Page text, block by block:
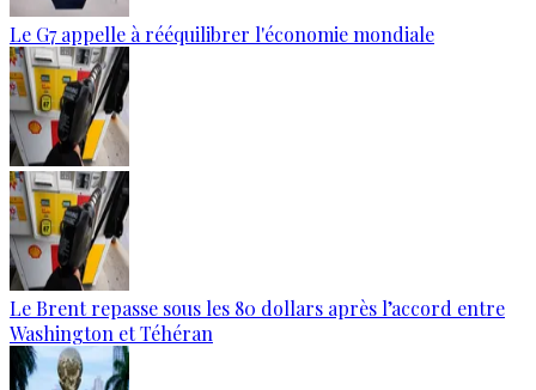
Le G7 appelle à rééquilibrer l'économie mondiale
Le Brent repasse sous les 80 dollars après l’accord entre
Washington et Téhéran